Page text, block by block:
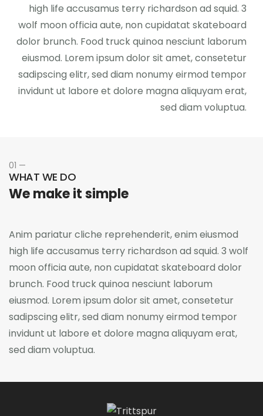
high life accusamus terry richardson ad squid. 3
wolf moon officia aute, non cupidatat skateboard
dolor brunch. Food truck quinoa nesciunt laborum
eiusmod. Lorem ipsum dolor sit amet, consetetur
sadipscing elitr, sed diam nonumy eirmod tempor
invidunt ut labore et dolore magna aliquyam erat,
sed diam voluptua.
01 —
WHAT WE DO
We make it simple
Anim pariatur cliche reprehenderit, enim eiusmod
high life accusamus terry richardson ad squid. 3 wolf
moon officia aute, non cupidatat skateboard dolor
brunch. Food truck quinoa nesciunt laborum
eiusmod. Lorem ipsum dolor sit amet, consetetur
sadipscing elitr, sed diam nonumy eirmod tempor
invidunt ut labore et dolore magna aliquyam erat,
sed diam voluptua.